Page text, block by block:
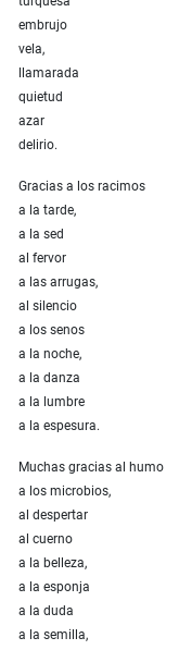
embrujo
vela,
llamarada
quietud
azar
delirio.
Gracias a los racimos
a la tarde,
a la sed
al fervor
a las arrugas,
al silencio
a los senos
a la noche,
a la danza
a la lumbre
a la espesura.
Muchas gracias al humo
a los microbios,
al despertar
al cuerno
a la belleza,
a la esponja
a la duda
a la semilla,